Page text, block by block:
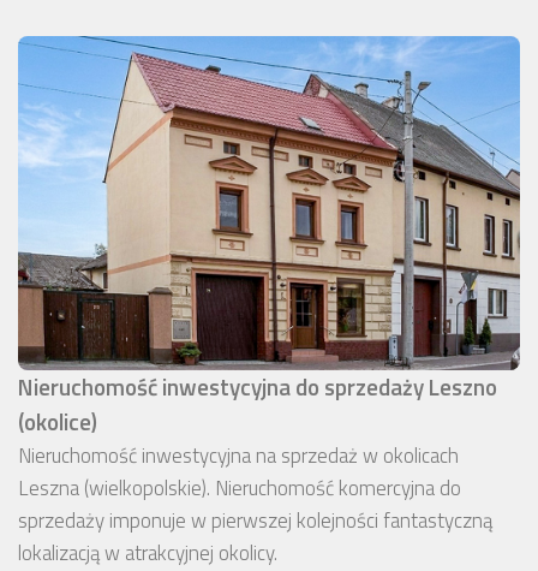
Nieruchomość inwestycyjna do sprzedaży Leszno
(okolice)
Nieruchomość inwestycyjna na sprzedaż w okolicach
Leszna (wielkopolskie). Nieruchomość komercyjna do
sprzedaży imponuje w pierwszej kolejności fantastyczną
lokalizacją w atrakcyjnej okolicy.